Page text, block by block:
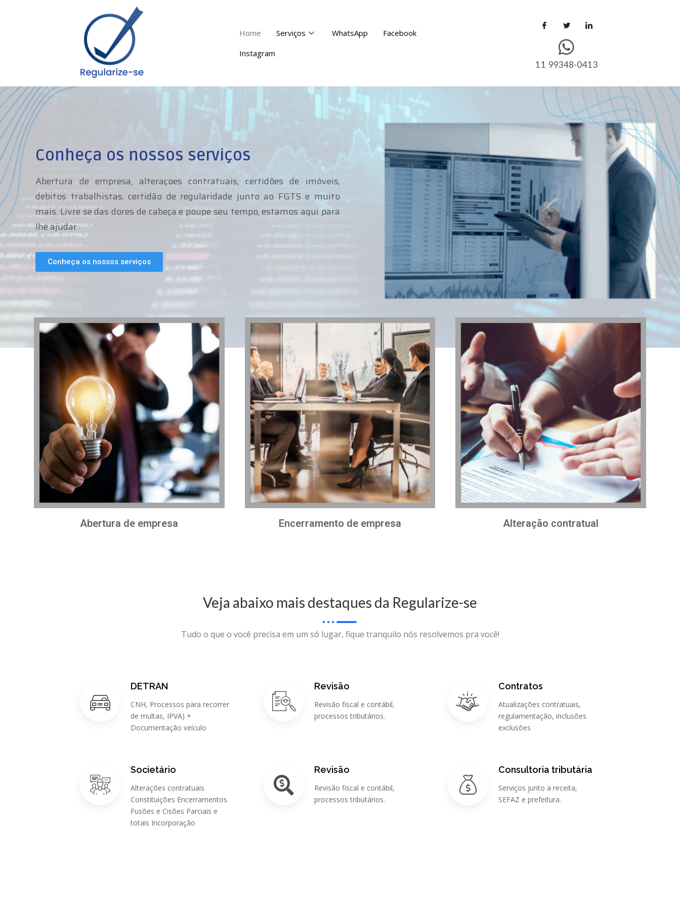
Home Serviços WhatsApp
Facebook
Instagram
11 99348-0413
Conheça os nossos serviços
Abertura de empresa, alteraçoes contratuais, certidões de imóveis,
debitos trabalhistas, certidão de regularidade junto ao FGTS e muito
mais. Livre se das dores de cabeça e poupe seu tempo, estamos aqui para
lhe ajudar
Conheça os nossos serviços
Abertura de empresa Encerramento de empresa Alteração contratual
Veja abaixo mais destaques da Regularize-se
Tudo o que o você precisa em um só lugar, fique tranquilo nós resolvemos pra você!
DETRAN
CNH, Processos para recorrer
de multas, IPVA) +
Documentação veículo
Revisão
Revisão fiscal e contábil,
processos tributários.
Contratos
Atualizações contratuais,
regulamentação, inclusões
exclusões
Societário
Alterações contratuais
Constituições Encerramentos
Fusões e Cisões Parciais e
totais Incorporação
Revisão
Revisão fiscal e contábil,
processos tributários.
Consultoria tributária
Serviços junto a receita,
SEFAZ e prefeitura.